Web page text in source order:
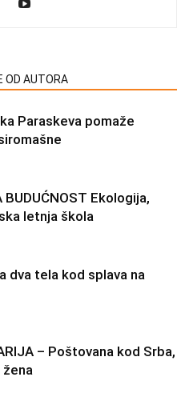
OD AUTORA
Paraskeva pomaže
BUDUĆNOST Ekologija,
letnja škola
dva tela kod splava na
– Poštovana kod Srba,